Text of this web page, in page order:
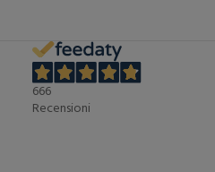
666
Recensioni